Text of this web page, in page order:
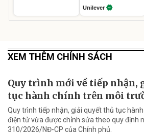
Unilever
XEM THÊM CHÍNH SÁCH
Quy trình mới về tiếp nhận,
tục hành chính trên môi
Quy trình tiếp nhận, giải quyết thủ tục
điện tử vừa được chỉnh sửa theo quy định
310/2026/NĐ-CP của Chính phủ.